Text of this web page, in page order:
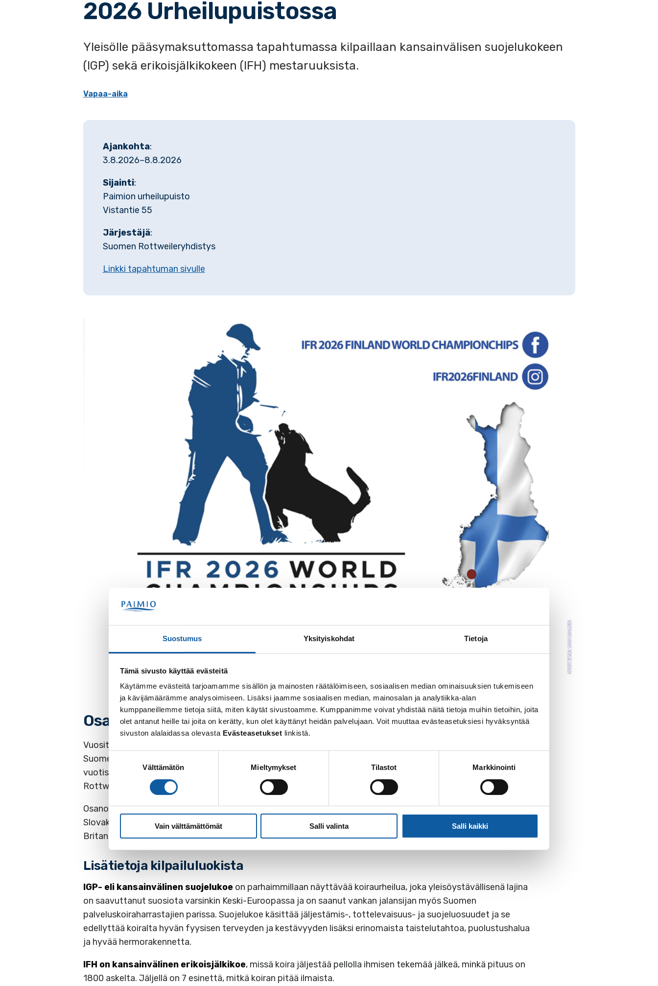
Suostumus Yksityiskohdat Tietoja
Tämä sivusto käyttää evästeitä
Käytämme evästeitä tarjoamamme sisällön ja mainosten räätälöimiseen, sosiaalisen median ominaisuuksien tukemiseen
ja kävijämäärämme analysoimiseen. Lisäksi jaamme sosiaalisen median, mainosalan ja analytiikka-alan
kumppaneillemme tietoja siitä, miten käytät sivustoamme. Kumppanimme voivat yhdistää näitä tietoja muihin tietoihin, joita
olet antanut heille tai joita on kerätty, kun olet käyttänyt heidän palvelujaan. Voit muuttaa evästeasetuksiesi hyväksyntää
sivuston alalaidassa olevasta Evästeasetukset linkistä.
Suostumuksen
Välttämätön Mieltymykset Tilastot Markkinointi
Vain välttämättömät Salli valinta Salli kaikki
2026 Urheilupuistossa
Yleisölle pääsymaksuttomassa tapahtumassa kilpaillaan kansainvälisen suojelukokeen
(IGP) sekä erikoisjälkikokeen (IFH) mestaruuksista.
Vapaa-aika
Ajankohta:
3.8.2026–8.8.2026
Sijainti:
Paimion urheilupuisto
Vistantie 55
Järjestäjä:
Suomen Rottweileryhdistys
Linkki tapahtuman sivulle
Osallistujia 17 eri maasta
Vuosittainen rottweilereiden IFR IGP & IFH WORLD CHAMPIONSHIPS järjestetään tänä vuonna Paimiossa,
Suomen Rottweileryhdistyksen isännöidessä tapahtumaa toisen kerran. Samalla juhlistetaan rotujärjestön 80-
vuotista taivalta. Tapahtumaan odotetaan osallistujia ympäri maailmaa. Suomen Rottweileryhdistys –Finlands
Rottweilerförening r.y. (SRY) perustettiin vuonna 1946.
Osanottajia kilpailuun on tulossa Suomen lisäksi seuraavista maista:
Slovakia, Ruotsi, Tanska, Itävalta, Sveitsi, Tsekki, Hollanti, Belgia, Slovenia, Ukraina, Saksa, Ranska, USA, Iso-
Britannia, Norja ja Viro.
Lisätietoja kilpailuluokista
IGP- eli kansainvälinen suojelukoeon parhaimmillaan näyttävää koiraurheilua, joka yleisöystävällisenä lajina
on saavuttanut suosiota varsinkin Keski-Euroopassa ja on saanut vankan jalansijan myös Suomen
palveluskoiraharrastajien parissa. Suojelukoe käsittää jäljestämis-, tottelevaisuus- ja suojeluosuudet ja se
edellyttää koiralta hyvän fyysisen terveyden ja kestävyyden lisäksi erinomaista taistelutahtoa, puolustushalua
ja hyvää hermorakennetta.
IFH on kansainvälinen erikoisjälkikoe, missä koira jäljestää pellolla ihmisen tekemää jälkeä, minkä pituus on
1800 askelta. Jäljellä on 7 esinettä, mitkä koiran pitää ilmaista.